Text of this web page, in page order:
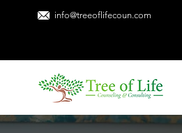
info@treeoflifecoun.com